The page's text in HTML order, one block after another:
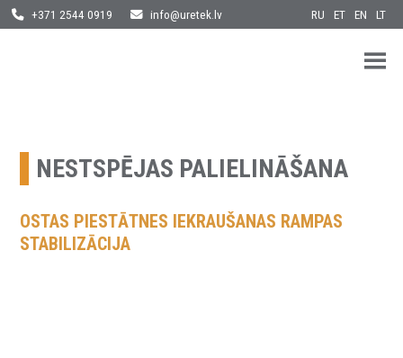
content
+371 2544 0919 info@uretek.lv RU ET EN LT
NESTSPĒJAS PALIELINĀŠANA
OSTAS PIESTĀTNES IEKRAUŠANAS RAMPAS
STABILIZĀCIJA